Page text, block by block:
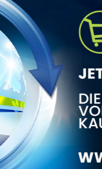
effiziente Lösungen
der Branche, sondern
und
zukunftsfähigen